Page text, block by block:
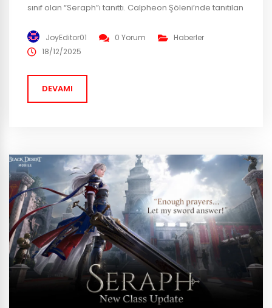
sınıf olan “Seraph”ı tanıttı. Calpheon Şöleni’nde tanıtılan
çıkışından önce maceracılar arasında büyük bir
heyecan yaratmıştır. İki temel silah kullanır: ana silah
silah...
JoyEditor01 0 Yorum
Haberler
18/12/2025
DEVAMI